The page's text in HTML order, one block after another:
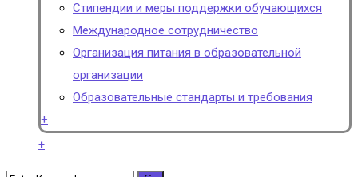
Стипендии и меры поддержки обучающихся
Международное сотрудничество
Организация питания в образовательной
организации
Образовательные стандарты и требования
+
+